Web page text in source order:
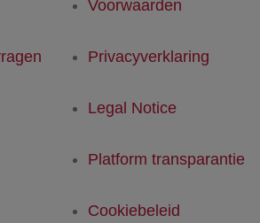
Voorwaarden
Privacyverklaring
Legal Notice
Platform transparantie
Cookiebeleid